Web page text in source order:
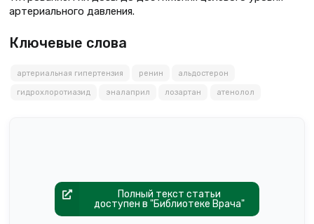
артериального давления.
Ключевые слова
артериальная гипертензия ренин альдостерон
гидрохлоротиазид эналаприл лозартан атенолол
Полный текст статьи
доступен в "Библиотеке Врача"